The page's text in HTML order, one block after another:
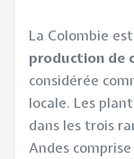
La Colombie est
production de
considérée
locale. Les
dans les trois
Andes